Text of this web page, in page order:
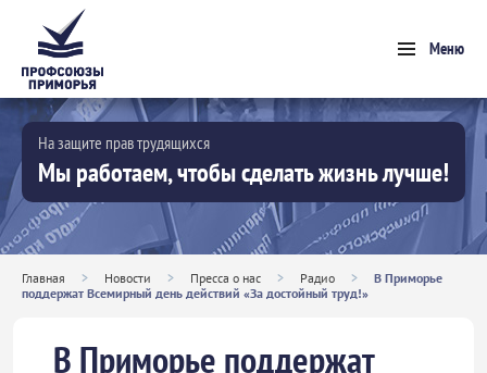
Меню
На защите прав трудящихся
Мы работаем, чтобы сделать жизнь лучше!
Главная > Новости > Пресса о нас > Радио >
В Приморье
поддержат Всемирный день действий «За достойный труд!»
В Приморье поддержат